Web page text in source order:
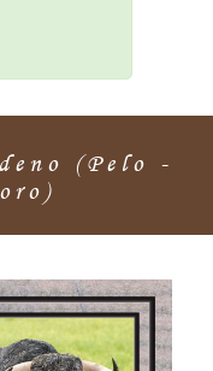
(Pelo -